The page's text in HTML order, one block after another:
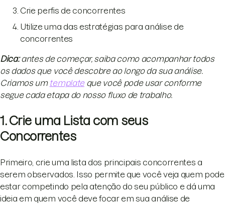
Crie perfis de concorrentes
Utilize uma das estratégias para análise de
concorrentes
Dica:antes de começar, saiba como acompanhar todos
os dados que você descobre ao longo da sua análise.
Criamos um templateque você pode usar conforme
segue cada etapa do nosso fluxo de trabalho.
1. Crie uma Lista com seus
Concorrentes
Primeiro, crie uma lista dos principais concorrentes a
serem observados. Isso permite que você veja quem pode
estar competindo pela atenção do seu público e dá uma
ideia em quem você deve focar em sua análise de